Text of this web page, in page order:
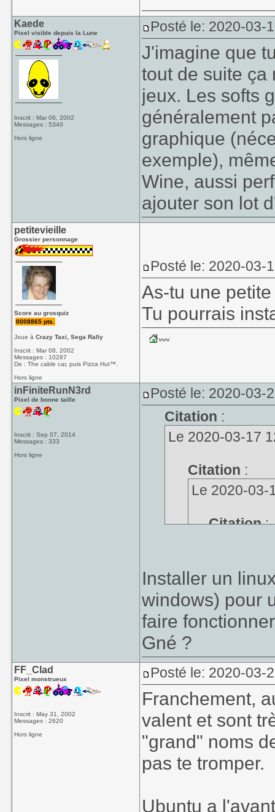
Kaede
Pixel visible depuis la Lune
Inscrit : Mar 06, 2002
Messages : 5340
Hors ligne
Posté le: 2020-03-
J'imagine que
tout de suite ça
jeux. Les softs
généralement
graphique
exemple),
Wine, aussi
ajouter son lot
petitevieille
Grossier personnage
Score au grosquiz
0008865 pts.
Joue àCrazy Taxi, Sega Rally
Inscrit : Mar 08, 2002
Messages : 10287
De : The cable car, puis Pizza Hut™.
Hors ligne
Posté le: 2020-03-
As-tu une
Tu pourrais
inFiniteRunN3rd
Pixel de bonne taille
Inscrit : Sep 07, 2014
Messages : 333
Hors ligne
Posté le: 2020-03-
Citation :
Le 2020-03-17
Citation :
Le 2020-03-
Citation:
faire un
On pourra
décris ce
Bon, il s'agit de
pour les
fonctionner.
Installer un
windows) pour
faire
Gné ?
FF_Clad
Pixel monstrueux
Inscrit : May 31, 2002
Messages : 2620
Hors ligne
Posté le: 2020-03-
Franchement,
valent et sont
"grand" noms
pas te tromper.
Ubuntu a